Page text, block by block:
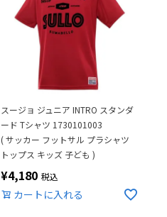
スージョ ジュニア INTRO スタンダ
ード Tシャツ 1730101003
( サッカー フットサル プラシャツ
トップス キッズ 子ども )
¥4,180 税込
カートに入れる